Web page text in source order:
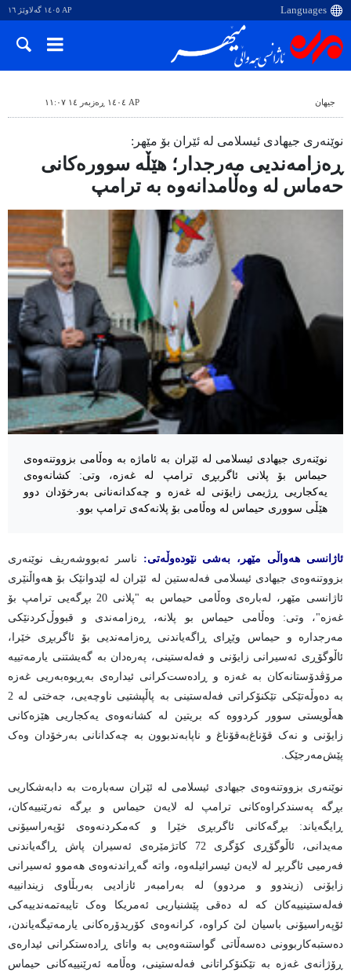
AP ١٤٠٥ گەلاوێژ ١٦
جیهان AP ١٤٠٤ ڕەزبەر ١٤ ١١:٠٧
نوێنەری جیهادی ئیسلامی لە ئێران بۆ مێهر:
ڕەزامەندیی مەرجدار؛ هێڵە سوورەکانی
حەماس لە وەڵامدانەوە بە ترامپ
نوێنەری جیهادی ئیسلامی لە ئێران بە ئاماژە بە وەڵامی بزووتنەوەی
حیماس بۆ پلانی ئاگربڕی ترامپ لە غەزە، وتی: کشانەوەی
یەکجاریی ڕژیمی زایۆنی لە غەزە و چەکدانەنانی بەرخۆدان دوو
هێڵی سووری حیماس لە وەڵامی بۆ پلانەکەی ترامپ بوو.
ئاژانسی هەواڵی مێهر، بەشی نێودەوڵەتی: ناسر ئەبووشەریف نوێنەری
بزووتنەوەی جیهادی ئیسلامی فەلەستین لە ئێران لە لێدوانێک بۆ هەواڵنێری
ئاژانسی مێهر، لەبارەی وەڵامی حیماس بە "پلانی 20 بڕگەیی ترامپ بۆ
غەزە"، وتی: وەڵامی حیماس بو پلانە، ڕەزامەندی و قبووڵ‌کردنێکی
مەرجدارە و حیماس وێڕای ڕاگەیاندنی ڕەزامەندیی بۆ ئاگربڕی خێرا،
ئاڵوگۆڕی ئەسیرانی زایۆنی و فەلەستینی، پەرەدان بە گەیشتنی یارمەتییە
مرۆڤدۆستانەکان بە غەزە و ڕادەست‌کرانی ئیدارەی بەڕیوەبەریی غەزە
بە دەوڵەتێکی تێکنۆکراتی فەلەستینی بە پاڵپشتیی ناوچەیی، جەختی لە 2
هەڵویستی سوور کردووە کە بریتین لە کشانەوەی یەکجاریی هێزەکانی
زایۆنی و نەک قۆناغ‌بەقۆناغ و ناپابەندبوون بە چەکدانانی بەرخۆدان وەک
پێش‌مەرجێک.
نوێنەری بزووتنەوەی جیهادی ئیسلامی لە ئێران سەبارەت بە دابەشکاریی
بڕگە پەسندکراوەکانی ترامپ لە لایەن حیماس و بڕگە نەرێنییەکان،
ڕایگەیاند: بڕگەکانی ئاگربڕی خێرا و کەمکردنەوەی ئۆپەراسیۆنی
مەیدانی، ئاڵوگۆڕی کۆگری 72 کاتژمێرەی ئەسیران پاش ڕاگەیاندنی
فەرمیی ئاگربڕ لە لایەن ئیسرائیلەوە، واتە گەڕاندنەوەی هەموو ئەسیرانی
زایۆنی (زیندوو و مردوو) لە بەرامبەر ئازادیی بەربڵاوی زیندانییە
فەلەستینییەکان کە لە دەقی پێشنیاریی ئەمریکا وەک تایبەتمەندییەکی
ئۆپەراسیۆنی باسیان لێ کراوە، کرانەوەی کۆریدۆرەکانی یارمەتیگەیاندن،
دەستبەکاربوونی دەسەڵاتی گواستنەوەیی بە واتای ڕادەستکرانی ئیدارەی
ڕۆژانەی غەزە بە تێکنۆکراتانی فەلەستینی، وەڵامە ئەرێنییەکانی حیماس